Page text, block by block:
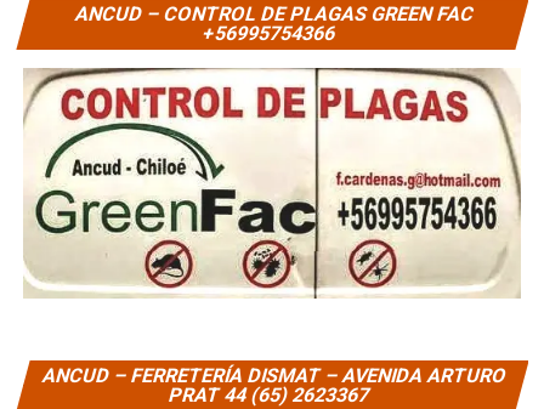
ANCUD – CONTROL DE PLAGAS GREEN FAC
+56995754366
ANCUD – FERRETERÍA DISMAT – AVENIDA ARTURO
PRAT 44 (65) 2623367